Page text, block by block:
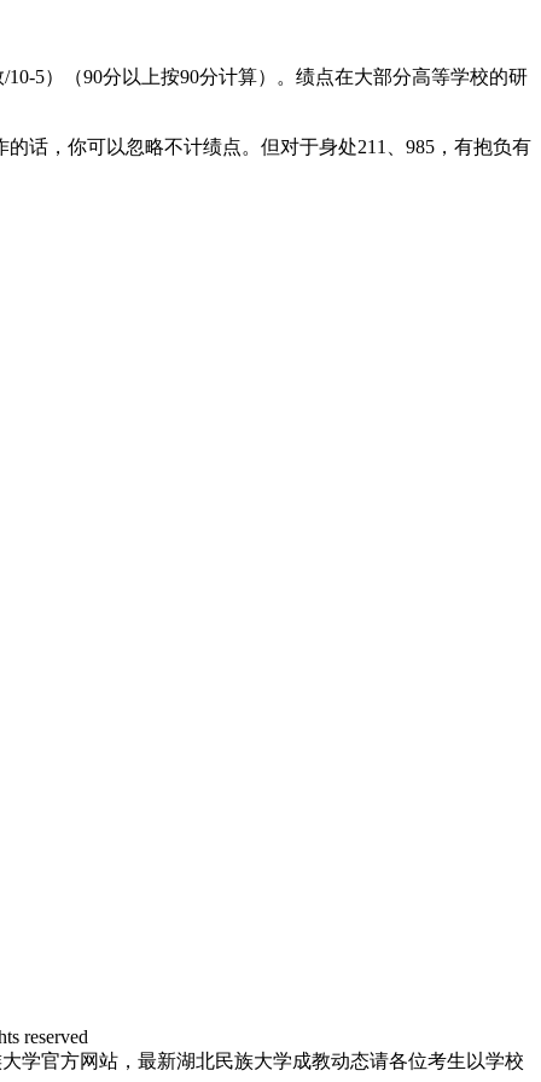
5）（90分以上按90分计算）。绩点在大部分高等学校的研
，你可以忽略不计绩点。但对于身处211、985，有抱负有
reserved
学官方网站，最新湖北民族大学成教动态请各位考生以学校